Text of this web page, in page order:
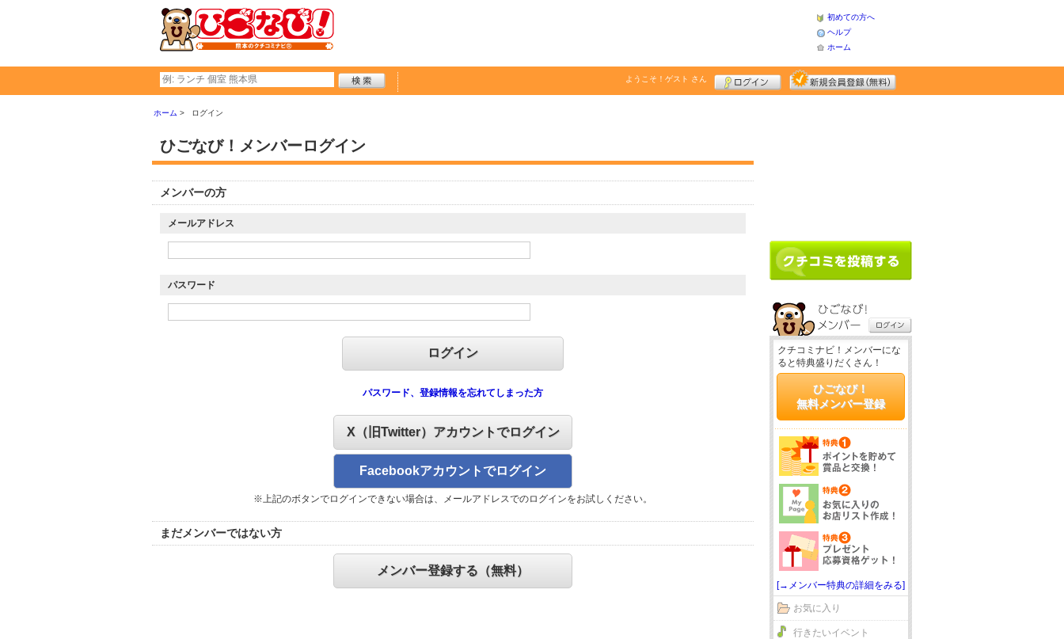
初めての方へ
ヘルプ
ホーム
ようこそ！ ゲスト さん
ホーム ログイン
ひごなび！メンバーログイン
メンバーの方
メールアドレス
パスワード
パスワード、登録情報を忘れてしまった方
X（旧Twitter）アカウントでログイン
Facebookアカウントでログイン
※上記のボタンでログインできない場合は、メールアドレスでのログインをお試しください。
まだメンバーではない方
メンバー登録する（無料）
クチコミナビ！メンバーにな
ると特典盛りだくさん！
ひごなび！
無料メンバー登録
[→メンバー特典の詳細をみる]
お気に入り
行きたいイベント